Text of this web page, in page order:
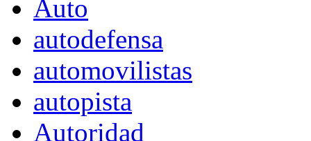
Auto
autodefensa
automovilistas
autopista
Autoridad